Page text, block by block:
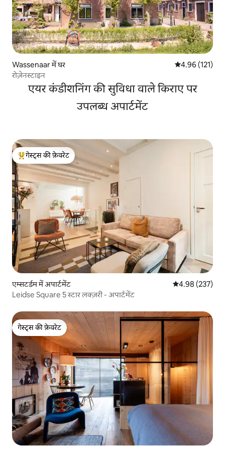
Wassenaar में घर औसत रेटिंग 5 में से
4.96 (121)
रोज़ेनस्टाइन
एयर कंडीशनिंग की सुविधा वाले किराए पर
उपलब्ध अपार्टमेंट
गेस्ट्स का टॉप फ़ेवरेट
गेस्ट्स की फ़ेवरेट
एम्सटर्डम में अपार्टमेंट औसत रेटिंग 5 में से
4.98 (237)
Leidse Square 5 स्टार लक्ज़री - अपार्टमेंट
गेस्ट्स की फ़ेवरेट
गेस्ट्स की फ़ेवरेट